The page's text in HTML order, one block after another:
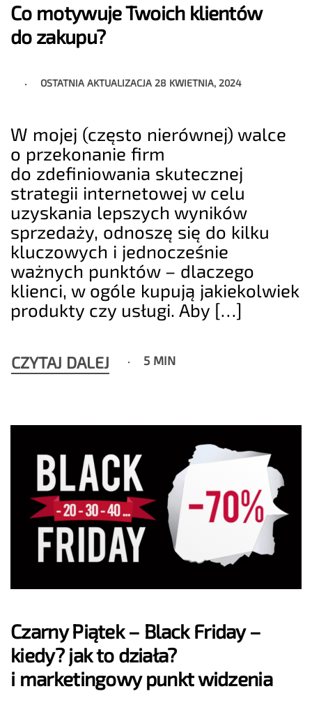
Co motywuje Twoich klientów
do zakupu?
OSTATNIA AKTUALIZACJA 28 KWIETNIA, 2024
W mojej (często nierównej) walce
o przekonanie firm
do zdefiniowania skutecznej
strategii internetowej w celu
uzyskania lepszych wyników
sprzedaży, odnoszę się do kilku
kluczowych i jednocześnie
ważnych punktów – dlaczego
klienci, w ogóle kupują jakiekolwiek
produkty czy usługi. Aby […]
CZYTAJ DALEJ 5 MIN
Czarny Piątek – Black Friday –
kiedy? jak to działa?
i marketingowy punkt widzenia